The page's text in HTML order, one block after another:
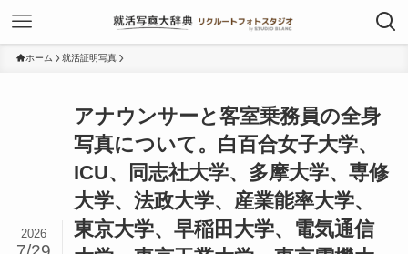
ホーム 就活証明写真
アナウンサーと客室乗務員の全身
写真について。白百合女子大学、
ICU、同志社大学、多摩大学、専修
大学、法政大学、産業能率大学、
東京大学、早稲田大学、電気通信
2026